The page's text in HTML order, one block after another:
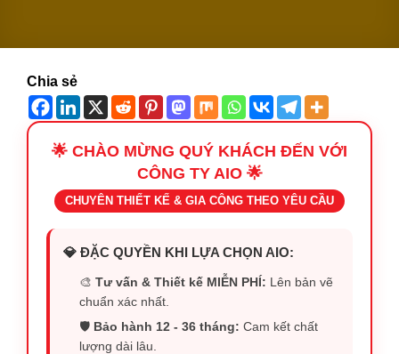
Chia sẻ
🌟 CHÀO MỪNG QUÝ KHÁCH ĐẾN VỚI
CÔNG TY AIO 🌟
CHUYÊN THIẾT KẾ & GIA CÔNG THEO YÊU CẦU
💎 ĐẶC QUYỀN KHI LỰA CHỌN AIO:
🎨Tư vấn & Thiết kế MIỄN PHÍ: Lên bản vẽ
chuẩn xác nhất.
🛡️ Bảo hành 12 - 36 tháng: Cam kết chất
lượng dài lâu.